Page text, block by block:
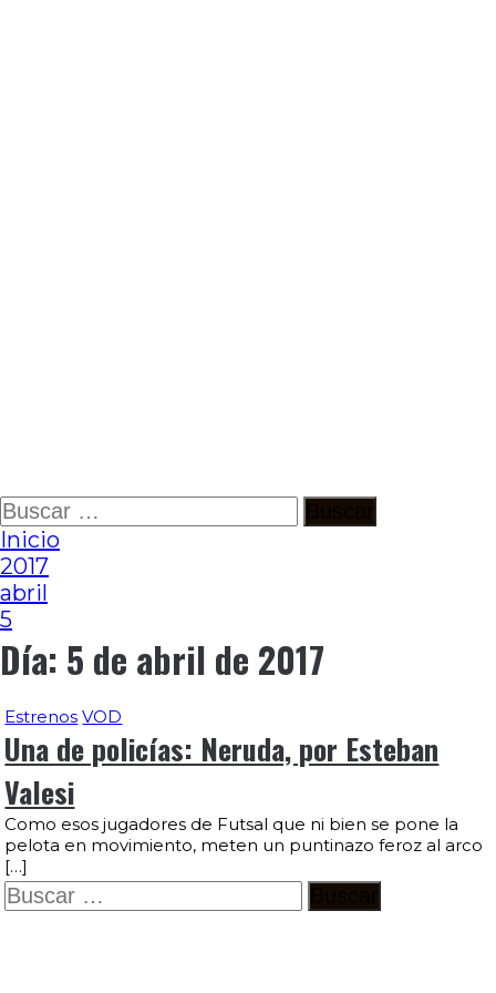
Ir
al
contenido
Buscar:
Inicio
2017
abril
5
Día: 5 de abril de 2017
Estrenos VOD
Una de policías: Neruda, por Esteban
Valesi
Como esos jugadores de Futsal que ni bien se pone la
pelota en movimiento, meten un puntinazo feroz al arco
[…]
Buscar: